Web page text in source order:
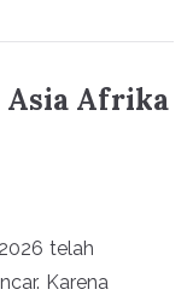
Asia Afrika
telah
Karena